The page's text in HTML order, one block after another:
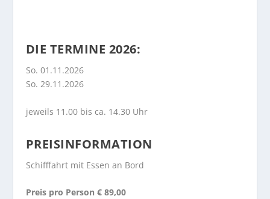
DIE TERMINE 2026:
So. 01.11.2026
So. 29.11.2026
jeweils 11.00 bis ca. 14.30 Uhr
PREISINFORMATION
Schifffahrt mit Essen an Bord
Preis pro Person € 89,00